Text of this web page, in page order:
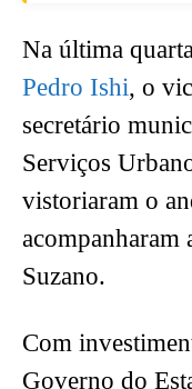
Na última
Pedro Ishi, o
secretário
Serviços
vistoriaram o
acompanharam
Suzano.
Com
Governo do